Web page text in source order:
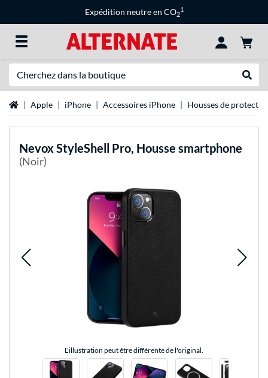
Expédition neutre en CO2
1
Page d'accueil
Apple iPhone Accessoires iPhone Housses de
NevoxStyleShell Pro, Housse smartphone
(Noir)
L'illustration peut être différente de l'original.